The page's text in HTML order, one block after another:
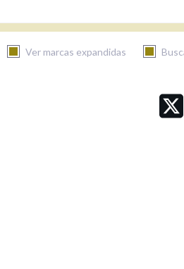
Ver marcas expandidas